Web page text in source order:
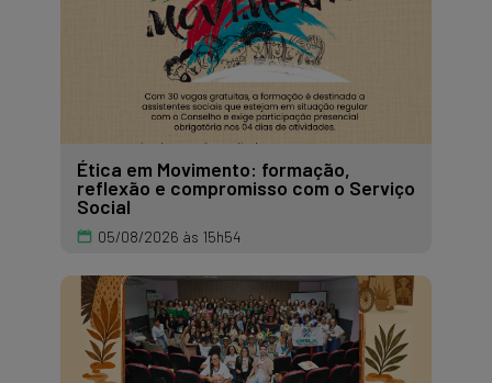
Ética em Movimento: formação,
reflexão e compromisso com o Serviço
Social
05/08/2026 às 15h54